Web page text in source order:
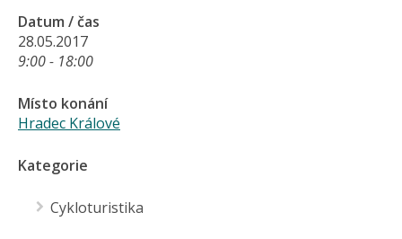
Datum / čas
28.05.2017
9:00 - 18:00
Místo konání
Hradec Králové
Kategorie
Cykloturistika